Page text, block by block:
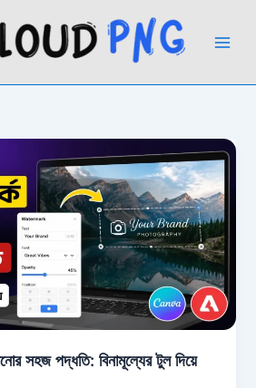
সহজ পদ্ধতি: বিনামূল্যের টুল দিয়ে